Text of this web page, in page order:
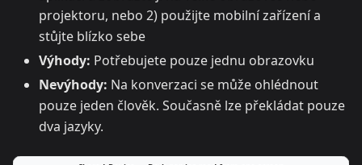
projektoru, nebo 2) použijte mobilní zařízení a
stůjte blízko sebe
Výhody: Potřebujete pouze jednu obrazovku
Nevýhody: Na konverzaci se může ohlédnout
pouze jeden člověk. Současně lze překládat pouze
dva jazyky.